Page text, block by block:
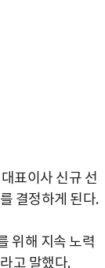
표이사 신규 선
결정하게 된다.
위해 지속 노력
고 말했다.